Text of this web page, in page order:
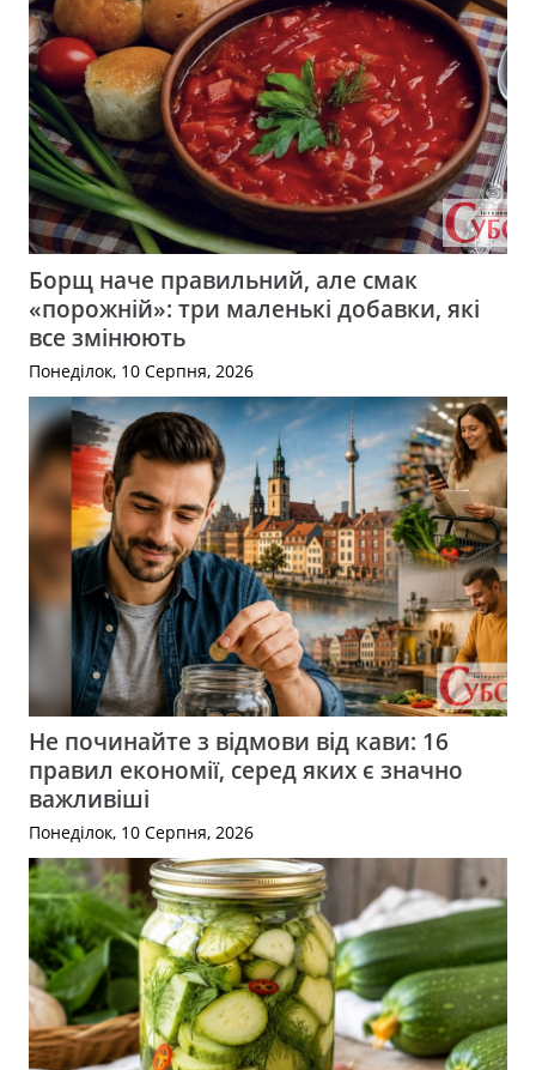
Борщ наче правильний, але смак
«порожній»: три маленькі добавки, які
все змінюють
Понеділок, 10 Серпня, 2026
Не починайте з відмови від кави: 16
правил економії, серед яких є значно
важливіші
Понеділок, 10 Серпня, 2026